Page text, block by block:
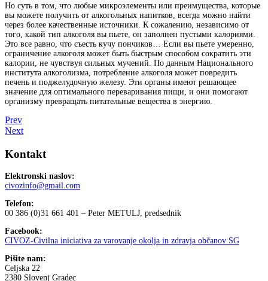
Но суть в том, что любые микроэлементы или преимущества, которые
вы можете получить от алкогольных напитков, всегда можно найти
через более качественные источники. К сожалению, независимо от
того, какой тип алкоголя вы пьете, он заполнен пустыми калориями.
Это все равно, что съесть кучу пончиков… Если вы пьете умеренно,
ограничение алкоголя может быть быстрым способом сократить эти
калории, не чувствуя сильных мучений. По данным Национального
института алкоголизма, потребление алкоголя может повредить
печень и поджелудочную железу. Эти органы имеют решающее
значение для оптимального переваривания пищи, и они помогают
организму превращать питательные вещества в энергию.
Prev
Next
Kontakt
Elektronski naslov:
civozinfo@gmail.com
Telefon:
00 386 (0)31 661 401 – Peter METULJ, predsednik
Facebook:
CIVOZ-Civilna iniciativa za varovanje okolja in zdravja občanov SG
Pišite nam:
Celjska 22
2380 Slovenj Gradec